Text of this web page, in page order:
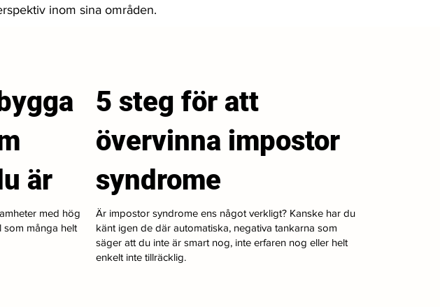
inom sina områden.
är
med hög
som många helt
5 steg för att
övervinna impostor
syndrome
Är impostor syndrome ens något verkligt? Kanske har du
känt igen de där automatiska, negativa tankarna som
säger att du inte är smart nog, inte erfaren nog eller helt
enkelt inte tillräcklig.